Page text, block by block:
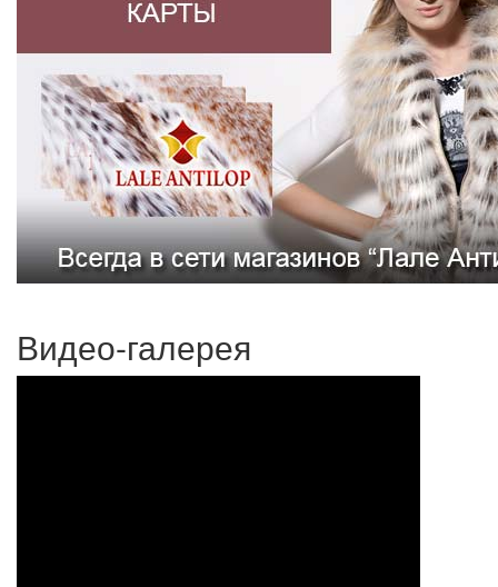
Видео-галерея